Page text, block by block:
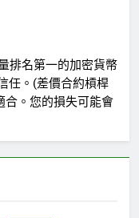
排名第一的加密貨幣
任。(差價合約槓桿
合。您的損失可能會